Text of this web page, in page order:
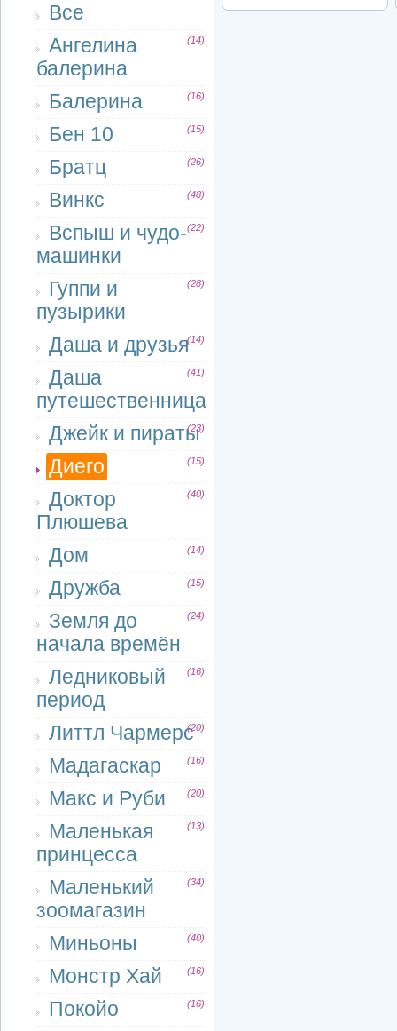
Все
Ангелина
балерина
(14)
Балерина (16)
Бен 10 (15)
Братц (26)
Винкс (48)
Вспыш и чудо-
машинки
(22)
Гуппи и
пузырики
(28)
Даша и друзья(14)
Даша
путешественница
(41)
Джейк и пираты
(23)
Диего (15)
Доктор
Плюшева
(40)
Дом (14)
Дружба (15)
Земля до
начала времён
(24)
Ледниковый
период
(16)
Литтл Чармерс(20)
Мадагаскар (16)
Макс и Руби (20)
Маленькая
принцесса
(13)
Маленький
зоомагазин
(34)
Миньоны (40)
Монстр Хай (16)
Покойо (16)